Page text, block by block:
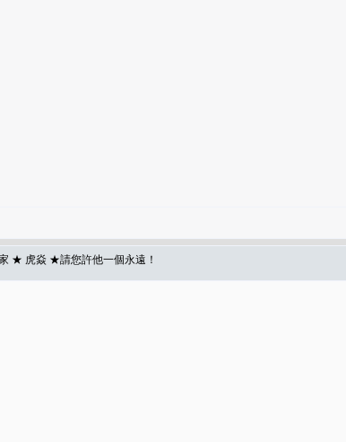
★ 虎焱 ★請您許他一個永遠！